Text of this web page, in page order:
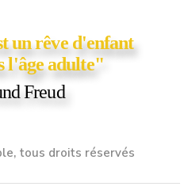
un rêve d'enfant
l'âge adulte"
Freud
tous droits réservés